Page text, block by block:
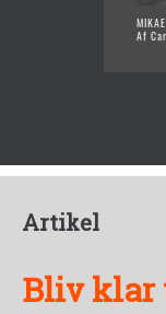
Af
Artikel
Bliv klar